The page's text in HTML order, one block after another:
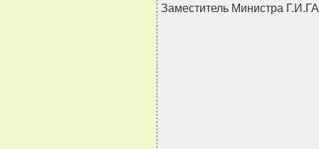
Заместитель Министра